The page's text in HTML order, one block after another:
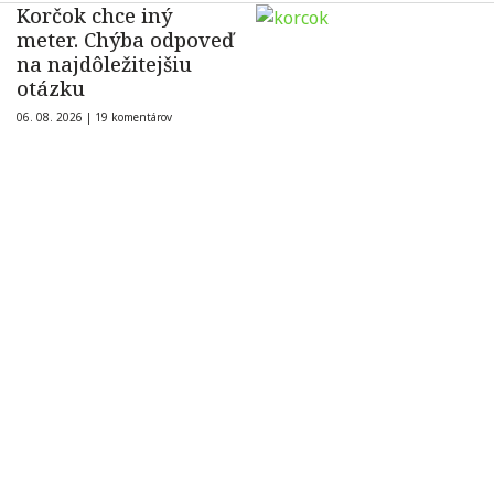
Korčok chce iný
meter. Chýba odpoveď
na najdôležitejšiu
otázku
06. 08. 2026 | 19 komentárov